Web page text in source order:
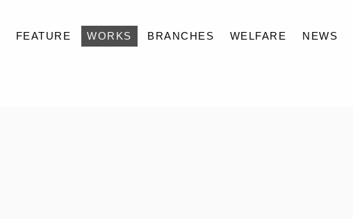
FEATURE WORKS BRANCHES WELFARE NEWS